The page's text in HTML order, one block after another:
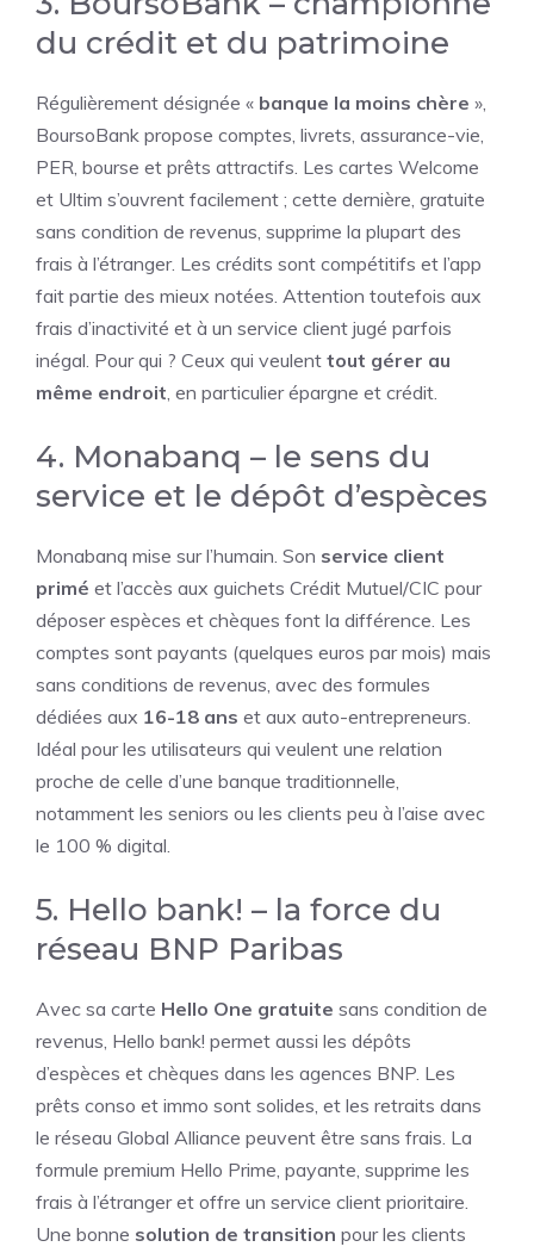
du crédit et du patrimoine
Régulièrement désignée « banque la moins chère »,
BoursoBank propose comptes, livrets, assurance-vie,
PER, bourse et prêts attractifs. Les cartes Welcome
et Ultim s’ouvrent facilement ; cette dernière, gratuite
sans condition de revenus, supprime la plupart des
frais à l’étranger. Les crédits sont compétitifs et l’app
fait partie des mieux notées. Attention toutefois aux
frais d’inactivité et à un service client jugé parfois
inégal. Pour qui ? Ceux qui veulent tout gérer au
même endroit, en particulier épargne et crédit.
4. Monabanq – le sens du
service et le dépôt d’espèces
Monabanq mise sur l’humain. Son service client
primé et l’accès aux guichets Crédit Mutuel/CIC pour
déposer espèces et chèques font la différence. Les
comptes sont payants (quelques euros par mois) mais
sans conditions de revenus, avec des formules
dédiées aux 16-18 ans et aux auto-entrepreneurs.
Idéal pour les utilisateurs qui veulent une relation
proche de celle d’une banque traditionnelle,
notamment les seniors ou les clients peu à l’aise avec
le 100 % digital.
5. Hello bank! – la force du
réseau BNP Paribas
Avec sa carte Hello One gratuite sans condition de
revenus, Hello bank! permet aussi les dépôts
d’espèces et chèques dans les agences BNP. Les
prêts conso et immo sont solides, et les retraits dans
le réseau Global Alliance peuvent être sans frais. La
formule premium Hello Prime, payante, supprime les
frais à l’étranger et offre un service client prioritaire.
Une bonne solution de transition pour les clients